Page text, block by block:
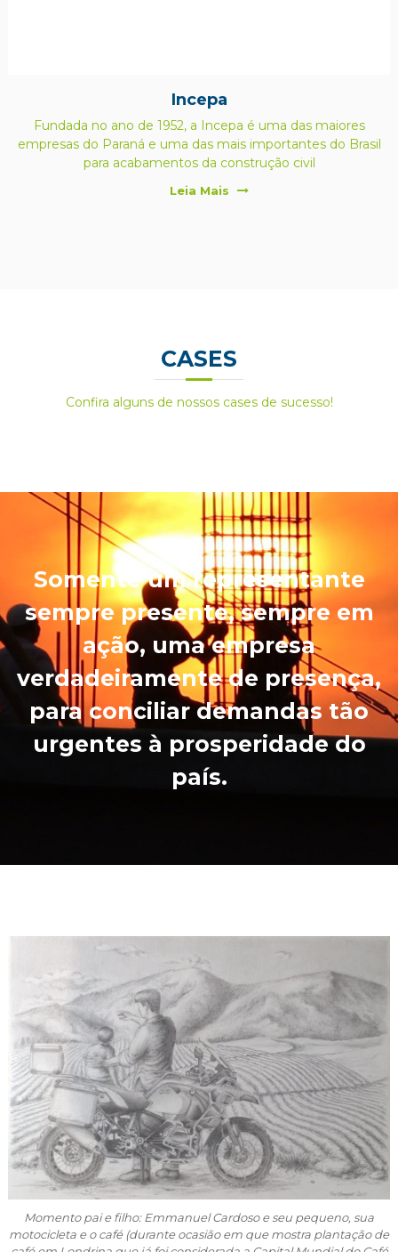
Incepa
Fundada no ano de 1952, a Incepa é uma das maiores
empresas do Paraná e uma das mais importantes do Brasil
para acabamentos da construção civil
Leia Mais
CASES
Confira alguns de nossos cases de sucesso!
Somente um representante
sempre presente, sempre em
ação, uma empresa
verdadeiramente de presença,
para conciliar demandas tão
urgentes à prosperidade do
país.
Momento pai e filho: Emmanuel Cardoso e seu pequeno, sua
motocicleta e o café (durante ocasião em que mostra plantação de